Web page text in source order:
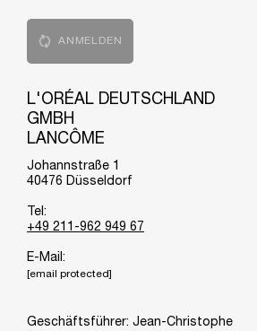
ANMELDEN
L'ORÉAL DEUTSCHLAND
GMBH
LANCÔME
Johannstraße 1
40476 Düsseldorf
Tel:
+49 211-962 949 67
E-Mail:
[email protected]
Geschäftsführer: Jean-Christophe